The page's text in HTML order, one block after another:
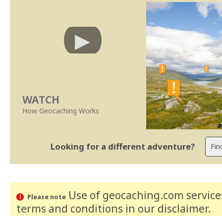
WATCH
How Geocaching Works
Looking for a different adventure?
Please noteUse of geocaching.com
terms and conditions in our disclaimer.